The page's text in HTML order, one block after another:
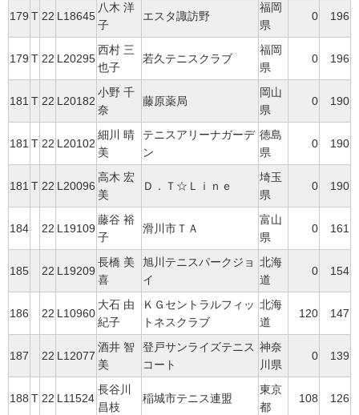
179 T 22 L18645
八木 洋
子
エスタ諏訪野
福岡
県
0 196
179 T 22 L20295
西村 三
也子
若久テニスクラブ
福岡
県
0 196
181 T 22 L20182
小野 千
奈
藤原薬局
岡山
県
0 190
181 T 22 L20102
細川 晴
美
テニスアリーナガーデ
ン
徳島
県
0 190
181 T 22 L20096
高木 宏
美
Ｄ．Ｔ☆Ｌｉｎｅ
埼玉
県
0 190
184 22 L19109
藤谷 裕
子
滑川市ＴＡ
富山
県
0 161
185 22 L19209
長橋 美
喜
旭川テニスパークジョ
イ
北海
道
0 154
186 22 L10960
大石 由
紀子
ＫＧセントラルフィッ
トネスクラブ
北海
道
120 147
187 22 L12077
酒井 智
美
登戸サンライズテニス
コート
神奈
川県
0 139
188 T 22 L11524
長谷川
昌枝
稲城市テニス連盟
東京
都
108 126